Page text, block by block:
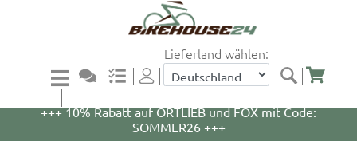
Lieferland wählen:
+++ 5% Rabatt auf WOOM Bikes und Zubehör mit
+++ 10% Rabatt auf ORTLIEB und FOX mit Code:
SOMMER26 +++